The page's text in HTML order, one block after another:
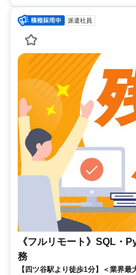
派遣社員
《フルリモート》SQL・
務
【四ツ谷駅より徒歩1分】＜業界